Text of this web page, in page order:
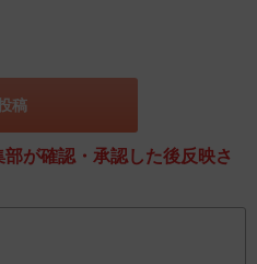
が確認・承認した後反映さ